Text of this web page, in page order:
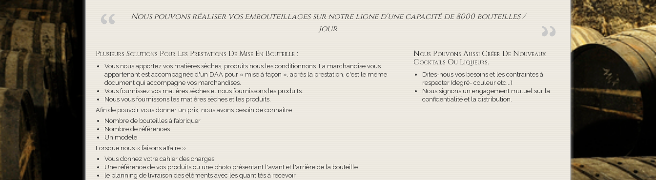
Nous pouvons réaliser vos embouteillages sur notre ligne d'une capacité de 8000 bouteilles /
jour
Plusieurs Solutions Pour Les Prestations De Mise En Bouteille :
Vous nous apportez vos matières sèches, produits nous les conditionnons. La marchandise vous
appartenant est accompagnée d'un DAA pour « mise à façon », après la prestation, c'est le même
document qui accompagne vos marchandises.
Vous fournissez vos matières sèches et nous fournissons les produits.
Nous vous fournissons les matières sèches et les produits.
Afin de pouvoir vous donner un prix, nous avons besoin de connaitre :
Nombre de bouteilles à fabriquer
Nombre de références
Un modèle
Lorsque nous « faisons affaire »
Vous donnez votre cahier des charges.
Une référence de vos produits ou une photo présentant l'avant et l'arrière de la bouteille
le planning de livraison des éléments avec les quantités à recevoir.
Nous Pouvons Aussi Créer De Nouveaux
Cocktails Ou Liqueurs.
Dites-nous vos besoins et les contraintes à
respecter (degré- couleur etc...)
Nous signons un engagement mutuel sur la
confidentialité et la distribution.